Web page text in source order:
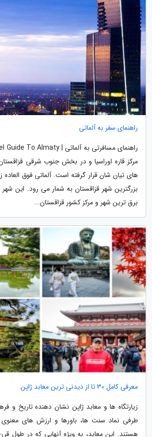
راهنمای سفر به آلماتی
مرکز قاره اوراسیا و در بخش جنوب شرقی
های تیان شان قرار گرفته است. آلماتی فوق
بزرگترین شهر قزاقستان به شمار می رود. این
برق ترین شهر و مرکز کشور قزاقستان...
معرفی کامل 30 تا از دیدنی ترین معابد ژاپن
زیارتگاه ها و معابد ژاپن نشان دهنده تاریخ و
طرفی نماد سنت ها، باورها و ارزش های
هستند. این معابد، به ویژه آنهایی که در طول